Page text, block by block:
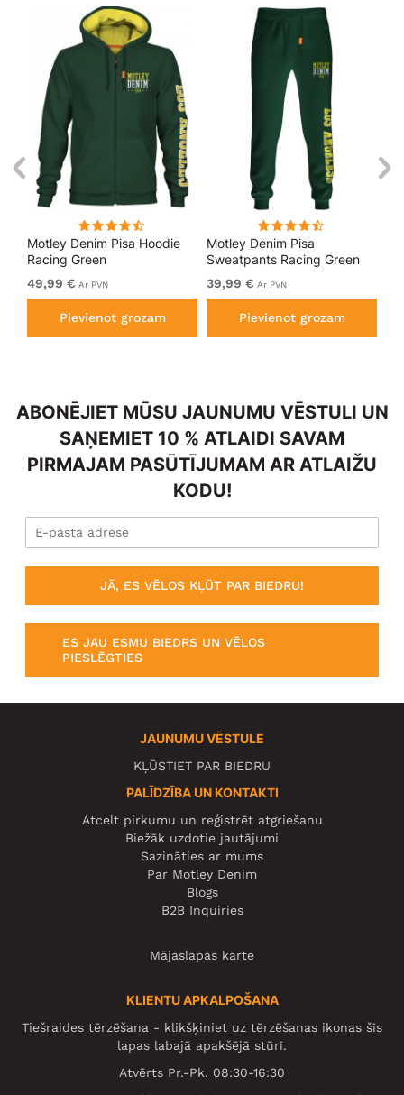
Motley Denim Pisa Hoodie
Racing Green
49,99 € Ar PVN
Pievienot grozam
Motley Denim Pisa
Sweatpants Racing Green
39,99 € Ar PVN
Pievienot grozam
ABONĒJIET MŪSU JAUNUMU VĒSTULI UN
SAŅEMIET 10 % ATLAIDI SAVAM
PIRMAJAM PASŪTĪJUMAM AR ATLAIŽU
KODU!
JĀ, ES VĒLOS KĻŪT PAR BIEDRU!
ES JAU ESMU BIEDRS UN VĒLOS
PIESLĒGTIES
JAUNUMU VĒSTULE
KĻŪSTIET PAR BIEDRU
PALĪDZĪBA UN KONTAKTI
Atcelt pirkumu un reģistrēt atgriešanu
Biežāk uzdotie jautājumi
Sazināties ar mums
Par Motley Denim
Blogs
B2B Inquiries
Mājaslapas karte
KLIENTU APKALPOŠANA
Tiešraides tērzēšana - klikšķiniet uz tērzēšanas ikonas šīs
lapas labajā apakšējā stūrī.
Atvērts Pr.-Pk. 08:30-16:30